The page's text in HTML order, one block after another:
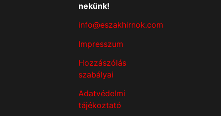
nekünk!
info@eszakhirnok.com
Impresszum
Hozzászólás
szabályai
Adatvédelmi
tájékoztató